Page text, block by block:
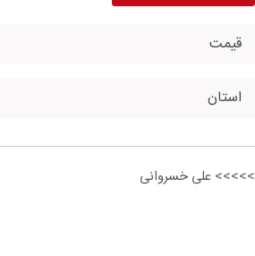
قیمت
استان
>>>>> علی خسروانی